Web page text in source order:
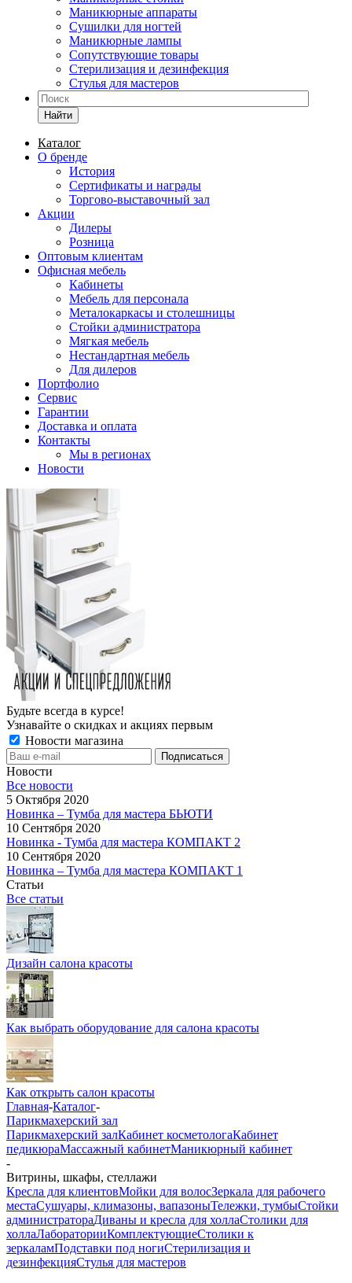
Маникюрные аппараты
Сушилки для ногтей
Маникюрные лампы
Сопутствующие товары
Стерилизация и дезинфекция
Стулья для мастеров
Найти
Каталог
О бренде
История
Сертификаты и награды
Торгово-выставочный зал
Акции
Дилеры
Розница
Оптовым клиентам
Офисная мебель
Кабинеты
Мебель для персонала
Металокаркасы и столешницы
Стойки администратора
Мягкая мебель
Нестандартная мебель
Для дилеров
Портфолио
Сервис
Гарантии
Доставка и оплата
Контакты
Мы в регионах
Новости
Будьте всегда в курсе!
Узнавайте о скидках и акциях первым
Новости магазина
Новости
Все новости
5 Октября 2020
Новинка – Тумба для мастера БЬЮТИ
10 Сентября 2020
Новинка - Тумба для мастера КОМПАКТ 2
10 Сентября 2020
Новинка – Тумба для мастера КОМПАКТ 1
Статьи
Все статьи
Дизайн салона красоты
Как выбрать оборудование для салона красоты
Как открыть салон красоты
Главная-Каталог-
Парикмахерский зал
Парикмахерский залКабинет косметологаКабинет
педикюраМассажный кабинетМаникюрный кабинет
-
Витрины, шкафы, стеллажи
Кресла для клиентовМойки для волосЗеркала для рабочего
местаСушуары, климазоны, вапазоныТележки, тумбыСтойки
администратораДиваны и кресла для холлаСтолики для
холлаЛабораторииКомплектующиеСтолики к
зеркаламПодставки под ногиСтерилизация и
дезинфекцияСтулья для мастеров